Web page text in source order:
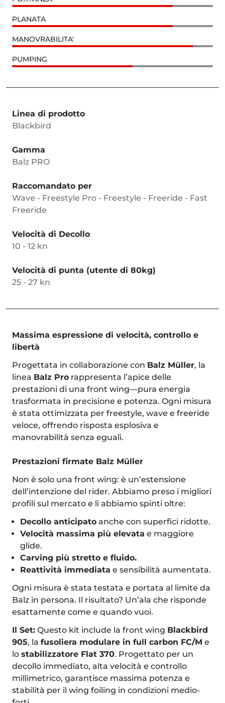
PLANATA
MANOVRABILITA'
PUMPING
Linea di prodotto
Blackbird
Gamma
Balz PRO
Raccomandato per
Wave - Freestyle Pro - Freestyle - Freeride - Fast
Freeride
Velocità di Decollo
10 - 12 kn
Velocità di punta (utente di 80kg)
25 - 27 kn
Massima espressione di velocità, controllo e
libertà
Progettata in collaborazione con Balz Müller, la
linea Balz Pro rappresenta l’apice delle
prestazioni di una front wing—pura energia
trasformata in precisione e potenza. Ogni misura
è stata ottimizzata per freestyle, wave e freeride
veloce, offrendo risposta esplosiva e
manovrabilità senza eguali.
Prestazioni firmate Balz Müller
Non è solo una front wing: è un’estensione
dell’intenzione del rider. Abbiamo preso i migliori
profili sul mercato e li abbiamo spinti oltre:
Decollo anticipato anche con superfici ridotte.
Velocità massima più elevata e maggiore
glide.
Carving più stretto e fluido.
Reattività immediata e sensibilità aumentata.
Ogni misura è stata testata e portata al limite da
Balz in persona. Il risultato? Un’ala che risponde
esattamente come e quando vuoi.
Il Set: Questo kit include la front wing Blackbird
905, la fusoliera modulare in full carbon FC/M e
lo stabilizzatore Flat 370. Progettato per un
decollo immediato, alta velocità e controllo
millimetrico, garantisce massima potenza e
stabilità per il wing foiling in condizioni medio-